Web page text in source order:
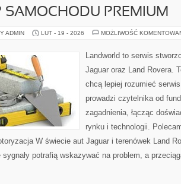
SAMOCHODU PREMIUM
ADMIN LUT - 19 - 2026 MOŻLIWOŚĆ
Landworld to serwis
Jaguar oraz Land Rovera.
chcą lepiej rozumieć
prowadzi czytelnika od
zagadnienia, łącząc
rynku i technologii.
W świecie aut Jaguar i terenówek Land
sygnały potrafią wskazywać na problem, a